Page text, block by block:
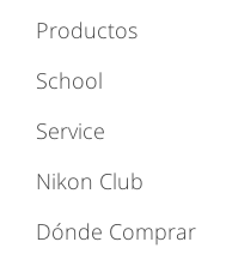
Productos
School
Service
Nikon Club
Dónde Comprar